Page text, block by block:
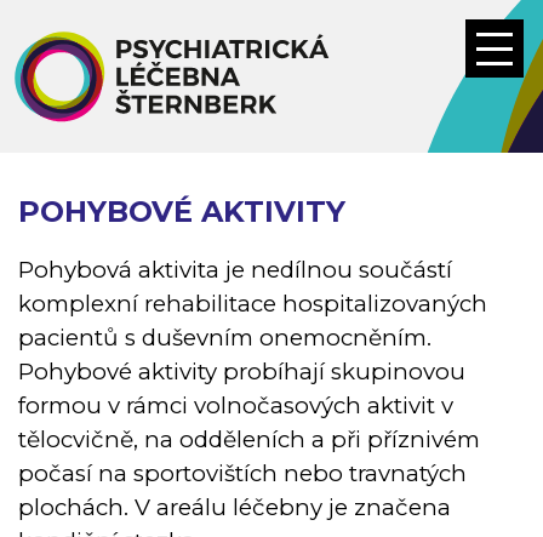
hlavnímu
obsahu
POHYBOVÉ AKTIVITY
Pohybová aktivita je nedílnou součástí
komplexní rehabilitace hospitalizovaných
pacientů s duševním onemocněním.
Pohybové aktivity probíhají skupinovou
formou v rámci volnočasových aktivit v
tělocvičně, na odděleních a při příznivém
počasí na sportovištích nebo travnatých
plochách. V areálu léčebny je značena